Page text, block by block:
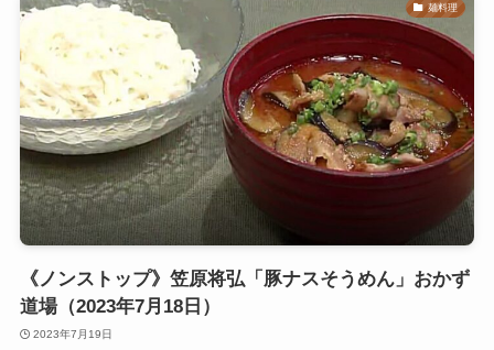
麺料理
《ノンストップ》笠原将弘「豚ナスそうめん」おかず
道場（2023年7月18日）
2023年7月19日